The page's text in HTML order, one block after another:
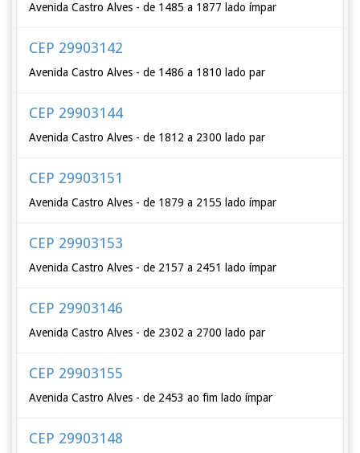
Avenida Castro Alves - de 1485 a 1877 lado ímpar
CEP 29903142
Avenida Castro Alves - de 1486 a 1810 lado par
CEP 29903144
Avenida Castro Alves - de 1812 a 2300 lado par
CEP 29903151
Avenida Castro Alves - de 1879 a 2155 lado ímpar
CEP 29903153
Avenida Castro Alves - de 2157 a 2451 lado ímpar
CEP 29903146
Avenida Castro Alves - de 2302 a 2700 lado par
CEP 29903155
Avenida Castro Alves - de 2453 ao fim lado ímpar
CEP 29903148